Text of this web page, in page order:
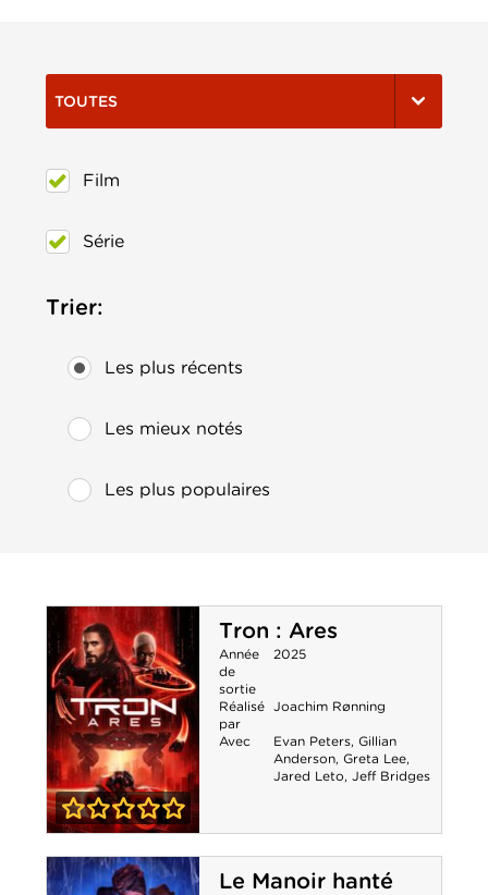
TOUTES
Film
Série
Trier:
Les plus récents
Les mieux notés
Les plus populaires
Tron : Ares
Tron : Ares
Année
de
sortie
2025
Réalisé
par
Joachim Rønning
Avec Evan Peters, Gillian
Anderson, Greta Lee,
Jared Leto, Jeff Bridges
Le Manoir hanté